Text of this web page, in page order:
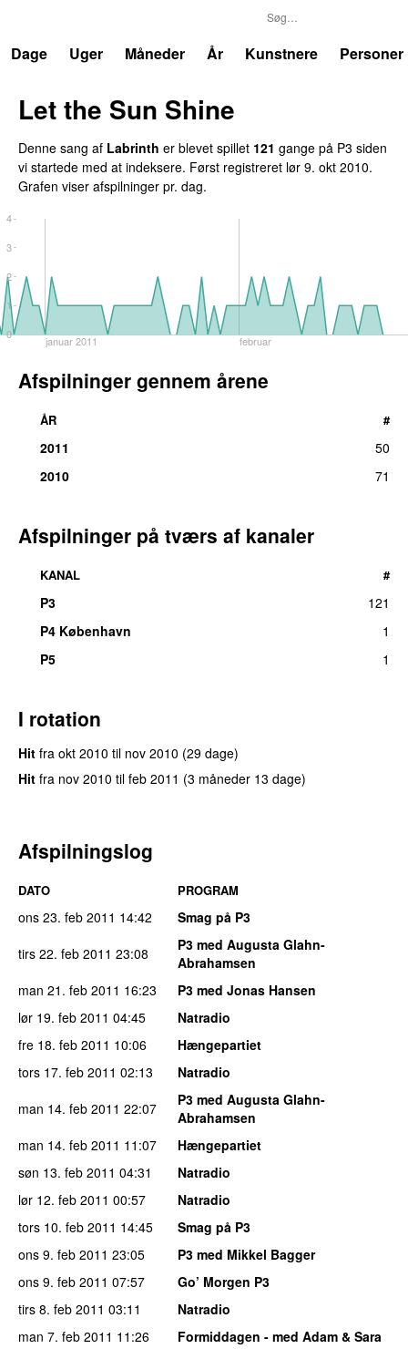
Dage
Uger Måneder År Kunstnere Personer
Let the Sun Shine
Denne sang af Labrinth er blevet spillet 121 gange på P3 siden
vi startede med at indeksere. Først registreret lør 9. okt 2010.
Grafen viser afspilninger pr. dag.
januar 2011 februar
0
1
2
3
4
Afspilninger gennem årene
ÅR #
2011
50
2010
71
Afspilninger på tværs af kanaler
KANAL #
P3
121
P4 København
1
P5
1
I rotation
Hit fra okt 2010 til nov 2010 (29 dage)
Hit fra nov 2010 til feb 2011 (3 måneder 13 dage)
Afspilningslog
DATO PROGRAM
ons 23. feb 2011 14:42
Smag på P3
tirs 22. feb 2011 23:08
P3 med Augusta Glahn-
Abrahamsen
man 21. feb 2011 16:23
P3 med Jonas Hansen
lør 19. feb 2011 04:45
Natradio
fre 18. feb 2011 10:06
Hængepartiet
tors 17. feb 2011 02:13
Natradio
man 14. feb 2011 22:07
P3 med Augusta Glahn-
Abrahamsen
man 14. feb 2011 11:07
Hængepartiet
søn 13. feb 2011 04:31
Natradio
lør 12. feb 2011 00:57
Natradio
tors 10. feb 2011 14:45
Smag på P3
ons 9. feb 2011 23:05
P3 med Mikkel Bagger
ons 9. feb 2011 07:57
Go’ Morgen P3
tirs 8. feb 2011 03:11
Natradio
man 7. feb 2011 11:26
Formiddagen - med Adam & Sara